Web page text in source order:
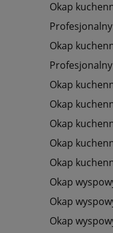
Okap
Okap
Profesjonalny
Okap
Okap
Okap
Okap
Okap
Okap
Okap
Okap